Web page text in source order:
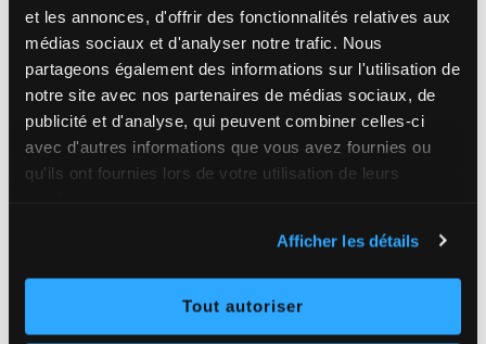
et les annonces, d'offrir des fonctionnalités relatives aux
médias sociaux et d'analyser notre trafic. Nous
partageons également des informations sur l'utilisation de
notre site avec nos partenaires de médias sociaux, de
publicité et d'analyse, qui peuvent combiner celles-ci
avec d'autres informations que vous avez fournies ou
qu'ils ont fournies lors de votre utilisation de leurs
Afficher les détails
Tout autoriser